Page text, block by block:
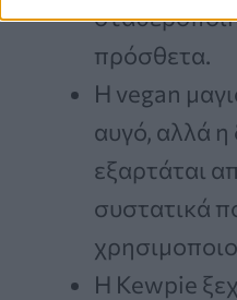
πρόσθετα.
Η vegan
αυγό, αλλά η
εξαρτάται
συστατικά
Η Kewpie